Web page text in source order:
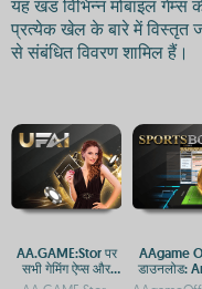
यह खंड विभिन्न मोबाइल गेम्स
प्रत्येक खेल के बारे में विस्तृत
से संबंधित विवरण शामिल हैं।
AA.GAME:Stor पर
सभी गेमिंग ऐप्स और
APK फ़ाइलें
AAgame
डाउनलोड:
और iOS